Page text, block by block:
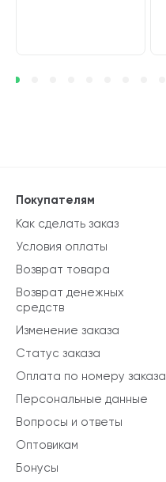
Покупателям
Как сделать заказ
Условия оплаты
Возврат товара
Возврат денежных
средств
Изменение заказа
Статус заказа
Оплата по номеру заказа
Персональные данные
Вопросы и ответы
Оптовикам
Бонусы